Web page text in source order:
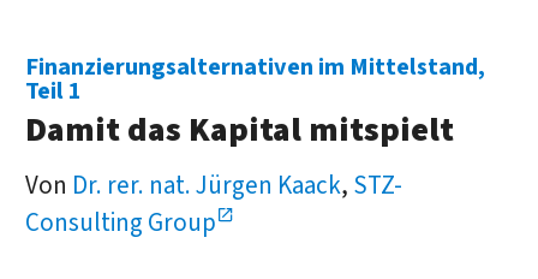
Finanzierungsalternativen im Mittelstand,
Teil 1
Damit das Kapital mitspielt
Von Dr. rer. nat. Jürgen Kaack, STZ-
Consulting Group